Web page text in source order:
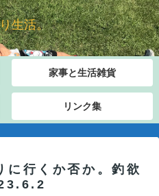
生活。
家事と生活雑貨
リンク集
に行くか否か。釣欲